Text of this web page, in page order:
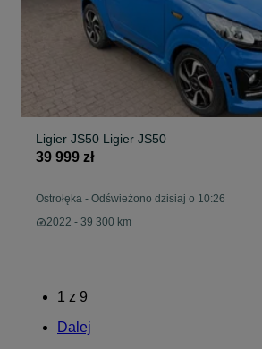
Ligier JS50 Ligier JS50
39 999 zł
Ostrołęka - Odświeżono dzisiaj o 10:26
2022 - 39 300 km
1 z 9
Dalej